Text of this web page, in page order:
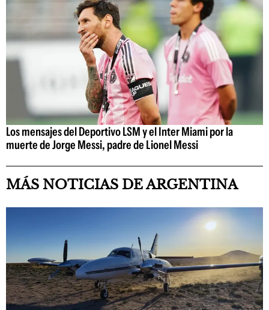
Los mensajes del Deportivo LSM y el Inter Miami por la
muerte de Jorge Messi, padre de Lionel Messi
MÁS NOTICIAS DE ARGENTINA